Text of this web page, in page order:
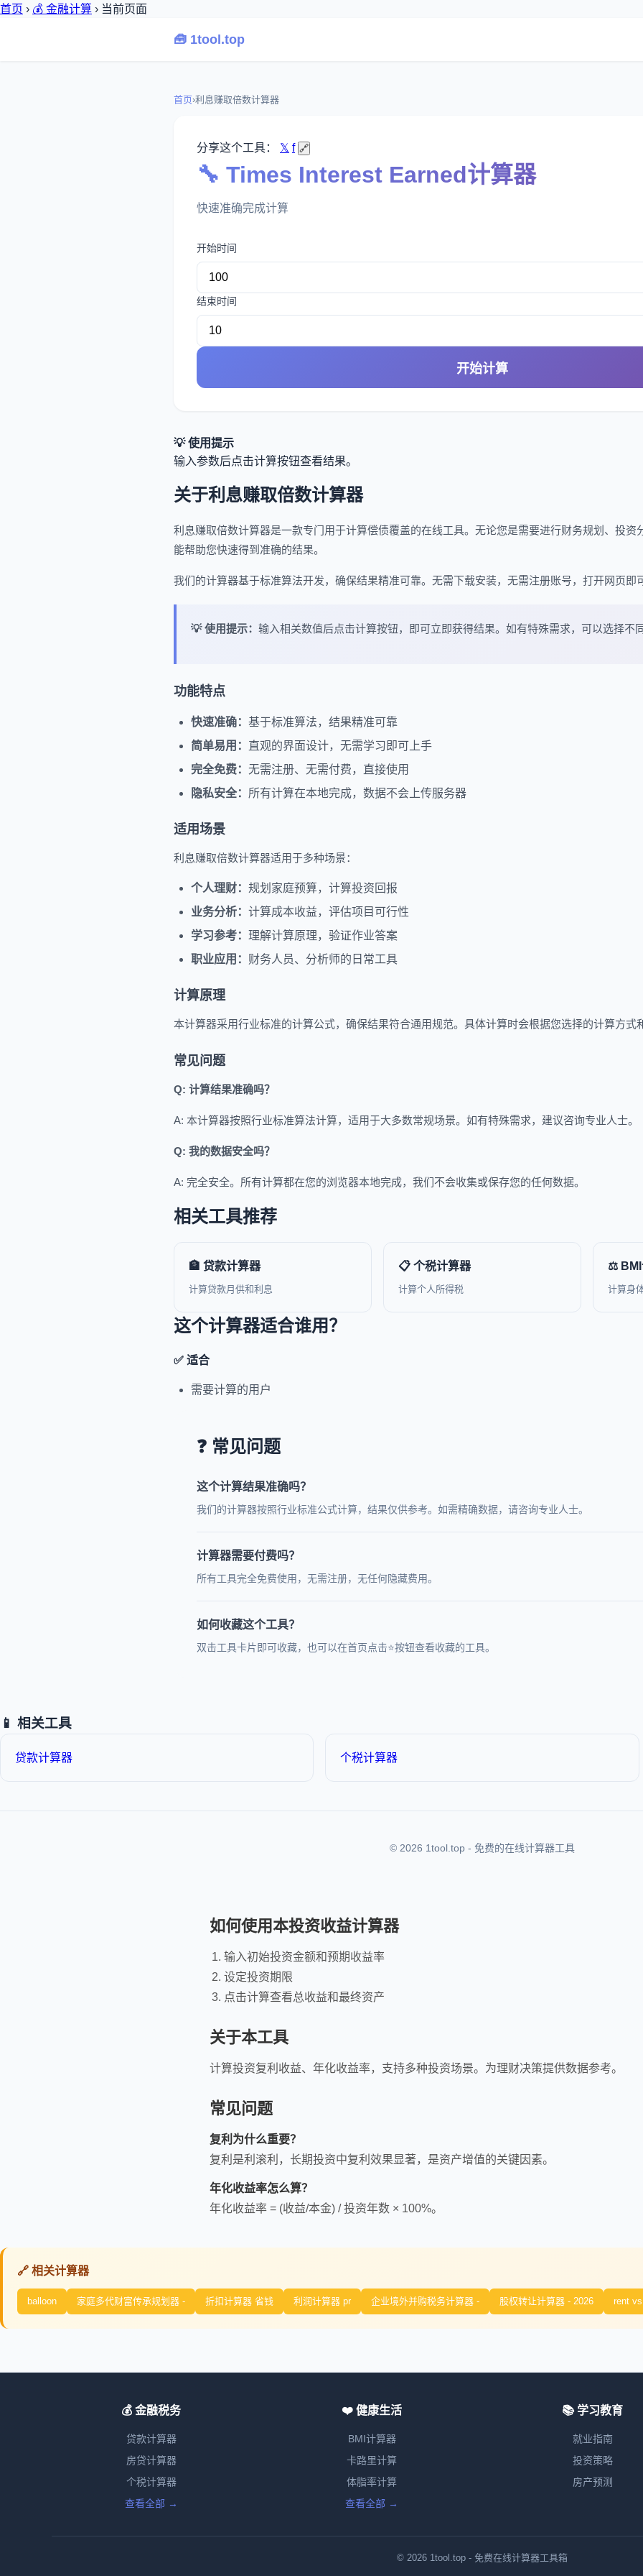
首页 › 💰 金融计算 › 当前页面
🧰 1tool.top
首页›利息赚取倍数计算器
分享这个工具： 𝕏 f 🔗
🔧 Times Interest Earned计算器
快速准确完成计算
开始时间
结束时间
开始计算
💡 使用提示
输入参数后点击计算按钮查看结果。
关于利息赚取倍数计算器
利息赚取倍数计算器是一款专门用于计算偿债覆盖的在线工具。无论您是需要进行财务规划、投资
能帮助您快速得到准确的结果。
我们的计算器基于标准算法开发，确保结果精准可靠。无需下载安装，无需注册账号，打开网页即
💡 使用提示： 输入相关数值后点击计算按钮，即可立即获得结果。如有特殊需求，可以选择不
功能特点
快速准确： 基于标准算法，结果精准可靠
简单易用： 直观的界面设计，无需学习即可上手
完全免费： 无需注册、无需付费，直接使用
隐私安全： 所有计算在本地完成，数据不会上传服务器
适用场景
利息赚取倍数计算器适用于多种场景：
个人理财： 规划家庭预算，计算投资回报
业务分析： 计算成本收益，评估项目可行性
学习参考： 理解计算原理，验证作业答案
职业应用： 财务人员、分析师的日常工具
计算原理
本计算器采用行业标准的计算公式，确保结果符合通用规范。具体计算时会根据您选择的计算方式
常见问题
Q: 计算结果准确吗？
A: 本计算器按照行业标准算法计算，适用于大多数常规场景。如有特殊需求，建议咨询专业人士。
Q: 我的数据安全吗？
A: 完全安全。所有计算都在您的浏览器本地完成，我们不会收集或保存您的任何数据。
相关工具推荐
🏦 贷款计算器
计算贷款月供和利息
📋 个税计算器
计算个人所得税
⚖️ BMI
计算身
这个计算器适合谁用？
✅ 适合
需要计算的用户
❓ 常见问题
这个计算结果准确吗？
我们的计算器按照行业标准公式计算，结果仅供参考。如需精确数据，请咨询专业人士。
计算器需要付费吗？
所有工具完全免费使用，无需注册，无任何隐藏费用。
如何收藏这个工具？
双击工具卡片即可收藏，也可以在首页点击⭐按钮查看收藏的工具。
📱 相关工具
贷款计算器 个税计算器
© 2026 1tool.top - 免费的在线计算器工具
如何使用本投资收益计算器
输入初始投资金额和预期收益率
设定投资期限
点击计算查看总收益和最终资产
关于本工具
计算投资复利收益、年化收益率，支持多种投资场景。为理财决策提供数据参考。
常见问题
复利为什么重要？
复利是利滚利，长期投资中复利效果显著，是资产增值的关键因素。
年化收益率怎么算？
年化收益率 = (收益/本金) / 投资年数 × 100%。
🔗 相关计算器
balloon 家庭多代财富传承规划器 - 折扣计算器 省钱 利润计算器 pr 企业境外并购税务计算器 - 股权转让计算器 - 2026 rent vs
💰 金融税务
贷款计算器
房贷计算器
个税计算器
查看全部 →
❤️ 健康生活
BMI计算器
卡路里计算
体脂率计算
查看全部 →
📚 学习教育
就业指南
投资策略
房产预测
© 2026 1tool.top - 免费在线计算器工具箱